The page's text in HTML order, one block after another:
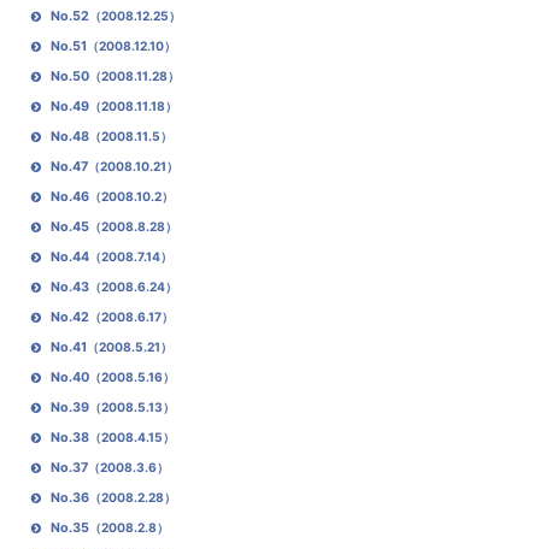
No.52 （2008.12.25）
No.51 （2008.12.10）
No.50（2008.11.28）
No.49（2008.11.18）
No.48（2008.11.5）
No.47（2008.10.21）
No.46（2008.10.2）
No.45（2008.8.28）
No.44（2008.7.14）
No.43（2008.6.24）
No.42 （2008.6.17）
No.41 （2008.5.21）
No.40（2008.5.16）
No.39（2008.5.13）
No.38（2008.4.15）
No.37（2008.3.6）
No.36（2008.2.28）
No.35（2008.2.8）